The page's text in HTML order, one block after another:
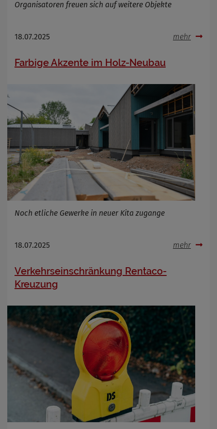
Organisatoren freuen sich auf weitere Objekte
18.07.2025 mehr
Farbige Akzente im Holz-Neubau
Noch etliche Gewerke in neuer Kita zugange
18.07.2025 mehr
Verkehrseinschränkung Rentaco-
Kreuzung